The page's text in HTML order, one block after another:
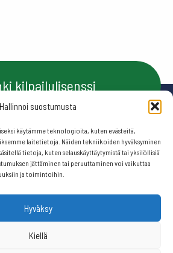
Hallinnoi suostumusta
käytämme teknologioita, kuten evästeitä,
laitetietoja. Näiden tekniikoiden hyväksyminen
tietoja, kuten selauskäyttäytymistä tai yksilöllisiä
jättäminen tai peruuttaminen voi vaikuttaa
ja toimintoihin.
Hyväksy
Kiellä
kilpailulisenssi
Ota yhteyttä
meitä:
Suomen frisbeegolfliitto.